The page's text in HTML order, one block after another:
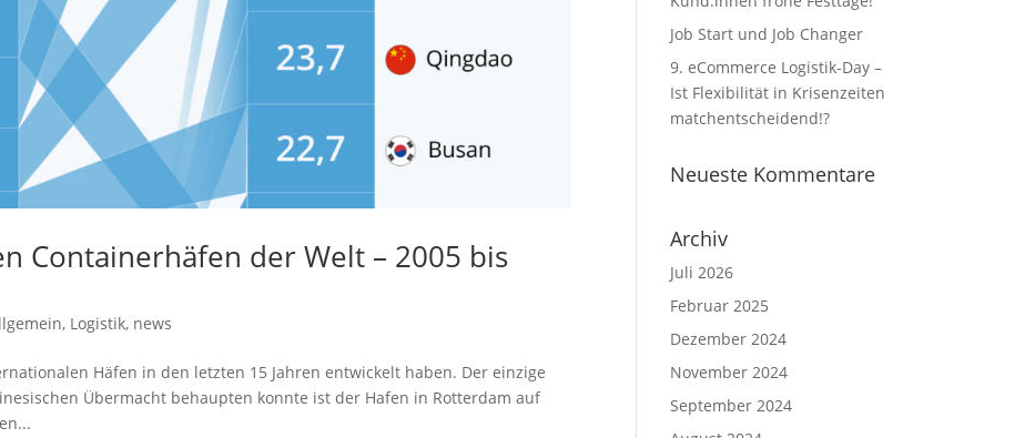
Containerhäfen der Welt – 2005 bis
, Logistik, news
Häfen in den letzten 15 Jahren entwickelt haben. Der einzige
Übermacht behaupten konnte ist der Hafen in Rotterdam auf
Job Start und Job Changer
9. eCommerce Logistik-Day –
Ist Flexibilität in Krisenzeiten
matchentscheidend!?
Neueste Kommentare
Archiv
Juli 2026
Februar 2025
Dezember 2024
November 2024
September 2024